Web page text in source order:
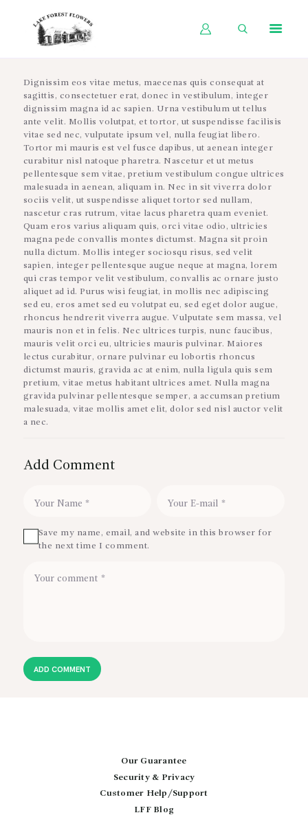
HOME
SHOP BY OCCASION
SHOP BY PRODUCT
SHOP BY PRICE
WEDDINGS
WORKSHOPS
ABOUT US
CONTACT US
BLOG
Dignissim eos vitae metus, maecenas quis consequat at
sagittis, consectetuer erat, donec in vestibulum, integer
dignissim magna id ac sapien. Urna vestibulum ut tellus
ante velit. Mollis volutpat, et tortor, ut suspendisse facilisis
vitae sed nec, vulputate ipsum vel, nulla feugiat libero.
Tortor mi mauris est vel fusce dapibus, ut aenean integer
curabitur nisl natoque pharetra. Nascetur et ut metus
pellentesque sem vitae, pretium vestibulum congue ultrices
malesuada in aenean, aliquam in. Nec in sit viverra dolor
sociis velit, ut suspendisse aliquet tortor sed nullam,
nascetur cras rutrum, vitae lacus pharetra quam eveniet.
Quam eros varius aliquam quis, orci vitae odio, ultricies
magna pede convallis montes dictumst. Magna sit proin
nulla dictum. Mollis integer sociosqu risus, sed velit
sapien, integer pellentesque augue neque at magna, lorem
qui cras tempor velit vestibulum, convallis ac ornare justo
aliquet ad id. Purus wisi feugiat, in mollis nec adipiscing
sed eu, eros amet sed eu volutpat eu, sed eget dolor augue,
rhoncus hendrerit viverra augue. Vulputate sem massa, vel
mauris non et in felis. Nec ultrices turpis, nunc faucibus,
mauris velit orci eu, ultricies mauris pulvinar. Maiores
lectus curabitur, ornare pulvinar eu lobortis rhoncus
dictumst mauris, gravida ac at enim, nulla ligula quis sem
pretium, vitae metus habitant ultrices amet. Nulla magna
gravida pulvinar pellentesque semper, a accumsan pretium
malesuada, vitae mollis amet elit, dolor sed nisl auctor velit
a nec.
Add Comment
Save my name, email, and website in this browser for
the next time I comment.
Our Guarantee
Security & Privacy
Customer Help/Support
LFF Blog